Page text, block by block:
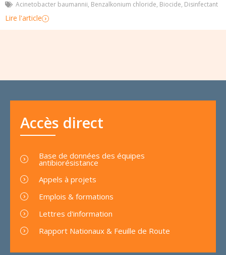
Acinetobacter baumannii, Benzalkonium chloride, Biocide, Disinfectant
Lire l'article
Accès direct
Base de données des équipes
antibiorésistance
Appels à projets
Emplois & formations
Lettres d'information
Rapport Nationaux & Feuille de Route